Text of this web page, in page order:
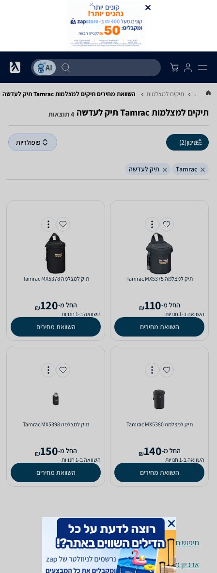
... תיקים למצלמות השוואת מחירים תיקים למצלמות ‏Tamrac ‏תיק לעדשה
תיקים למצלמות ‏Tamrac ‏תיק לעדשה 4 תוצאות
סינון(2) פופולריות
Tamrac תיק לעדשה
תיק למצלמה Tamrac MX5375
‫החל מ-110
₪
השוואה ב-1 חנויות
השוואת מחירים
תיק למצלמה Tamrac MX5378
‫החל מ-120
₪
השוואה ב-1 חנויות
השוואת מחירים
תיק למצלמה Tamrac MX5380
‫החל מ-140
₪
השוואה ב-1 חנויות
השוואת מחירים
תיק למצלמה Tamrac MX5398
‫החל מ-150
₪
השוואה ב-1 חנויות
השוואת מחירים
חיפוש חנויות תיקים למצלמות לפי עיר
ארכיון מוצרים